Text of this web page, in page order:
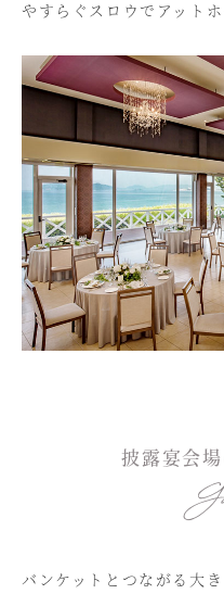
やすらぐスロウでアット
披露宴会
バンケットとつながる大